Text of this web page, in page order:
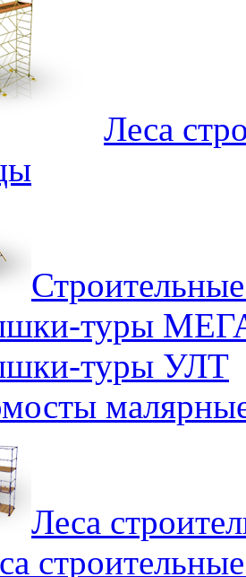
Леса
туры
туры УЛТ
Леса